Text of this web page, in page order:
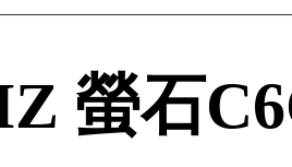
螢石